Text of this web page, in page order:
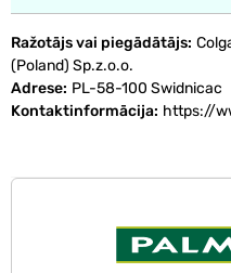
Ražotājs vai piegādātājs
(Poland) Sp.z.o.o.
Adrese PL-58-100 Swidnicac
Kontaktinformācija https://